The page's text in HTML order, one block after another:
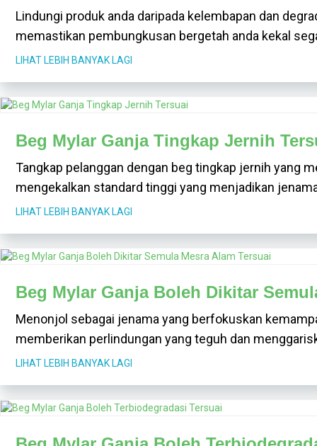
Lindungi produk anda daripada kelembapan dan
memastikan pembungkusan bergetah anda kekal
LIHAT LEBIH BANYAK LAGI
Beg Mylar Ganja Tingkap Jernih
Tangkap pelanggan dengan beg tingkap jernih yang
mengekalkan standard tinggi yang menjadikan
LIHAT LEBIH BANYAK LAGI
Beg Mylar Ganja Boleh Dikitar
Menonjol sebagai jenama yang berfokuskan
memberikan perlindungan yang teguh dan
LIHAT LEBIH BANYAK LAGI